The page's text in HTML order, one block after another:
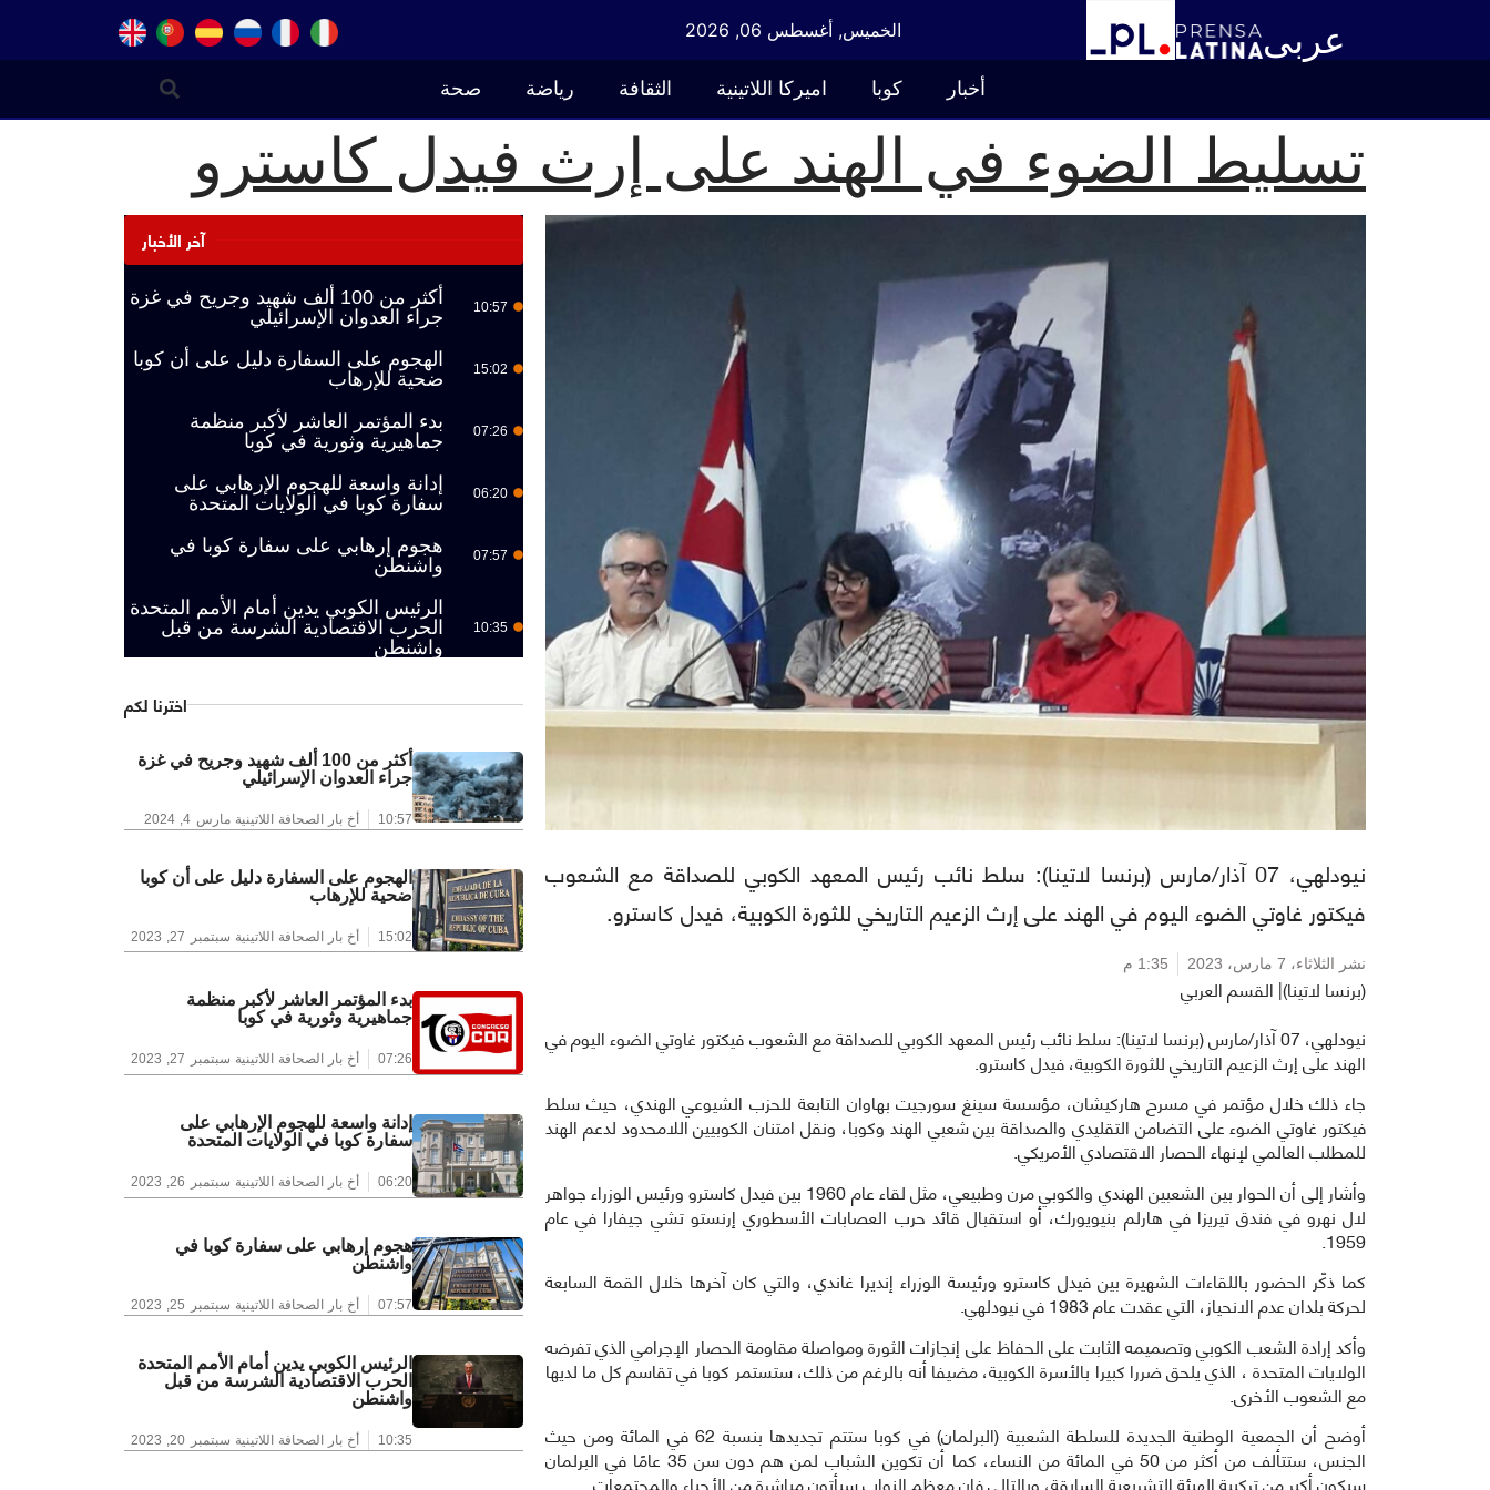
عربى الخميس, أغسطس 06, 2026
أخبار كوبا اميركا اللاتينية الثقافة رياضة صحة
تسليط الضوء في الهند على إرث فيدل كاسترو
نيودلهي، 07 آذار/مارس (برنسا لاتينا): سلط نائب رئيس المعهد الكوبي للصداقة مع الشعوب
فيكتور غاوتي الضوء اليوم في الهند على إرث الزعيم التاريخي للثورة الكوبية، فيدل كاسترو.
نشر الثلاثاء، 7 مارس، 2023 1:35 م
(برنسا لاتينا)| القسم العربي
نيودلهي، 07 آذار/مارس (برنسا لاتينا): سلط نائب رئيس المعهد الكوبي للصداقة مع الشعوب فيكتور غاوتي الضوء اليوم في
الهند على إرث الزعيم التاريخي للثورة الكوبية، فيدل كاسترو.
جاء ذلك خلال مؤتمر في مسرح هاركيشان، مؤسسة سينغ سورجيت بهاوان التابعة للحزب الشيوعي الهندي، حيث سلط
فيكتور غاوتي الضوء على التضامن التقليدي والصداقة بين شعبي الهند وكوبا، ونقل امتنان الكوبيين اللامحدود لدعم الهند
للمطلب العالمي لإنهاء الحصار الاقتصادي الأمريكي.
وأشار إلى أن الحوار بين الشعبين الهندي والكوبي مرن وطبيعي، مثل لقاء عام 1960 بين فيدل كاسترو ورئيس الوزراء جواهر
لال نهرو في فندق تيريزا في هارلم بنيويورك، أو استقبال قائد حرب العصابات الأسطوري إرنستو تشي جيفارا في عام
1959.
كما ذكّر الحضور باللقاءات الشهيرة بين فيدل كاسترو ورئيسة الوزراء إنديرا غاندي، والتي كان آخرها خلال القمة السابعة
لحركة بلدان عدم الانحياز، التي عقدت عام 1983 في نيودلهي.
وأكد إرادة الشعب الكوبي وتصميمه الثابت على الحفاظ على إنجازات الثورة ومواصلة مقاومة الحصار الإجرامي الذي تفرضه
الولايات المتحدة ، الذي يلحق ضررا كبيرا بالأسرة الكوبية، مضيفا أنه بالرغم من ذلك، ستستمر كوبا في تقاسم كل ما لديها
مع الشعوب الأخرى.
أوضح أن الجمعية الوطنية الجديدة للسلطة الشعبية (البرلمان) في كوبا ستتم تجديدها بنسبة 62 في المائة ومن حيث
الجنس، ستتألف من أكثر من 50 في المائة من النساء، كما أن تكوين الشباب لمن هم دون سن 35 عامًا في البرلمان
سيكون أكبر من تركيبة الهيئة التشريعية السابقة، وبالتالي فإن معظم النواب سيأتون مباشرة من الأحياء والمجتمعات.
آخر الأخبار
10:57
أكثر من 100 ألف شهيد وجريح في غزة
جراء العدوان الإسرائيلي
15:02
الهجوم على السفارة دليل على أن كوبا
ضحية للإرهاب
07:26
بدء المؤتمر العاشر لأكبر منظمة
جماهيرية وثورية في كوبا
06:20
إدانة واسعة للهجوم الإرهابي على
سفارة كوبا في الولايات المتحدة
07:57
هجوم إرهابي على سفارة كوبا في
واشنطن
10:35
الرئيس الكوبي يدين أمام الأمم المتحدة
الحرب الاقتصادية الشرسة من قبل
واشنطن
اخترنا لكم
أكثر من 100 ألف شهيد وجريح في غزة
جراء العدوان الإسرائيلي
10:57 أخ بار الصحافة اللاتينيةمارس 4, 2024
الهجوم على السفارة دليل على أن كوبا
ضحية للإرهاب
15:02 أخ بار الصحافة اللاتينية سبتمبر 27, 2023
بدء المؤتمر العاشر لأكبر منظمة
جماهيرية وثورية في كوبا
07:26 أخ بار الصحافة اللاتينية سبتمبر 27, 2023
إدانة واسعة للهجوم الإرهابي على
سفارة كوبا في الولايات المتحدة
06:20 أخ بار الصحافة اللاتينية سبتمبر 26, 2023
هجوم إرهابي على سفارة كوبا في
واشنطن
07:57 أخ بار الصحافة اللاتينية سبتمبر 25, 2023
الرئيس الكوبي يدين أمام الأمم المتحدة
الحرب الاقتصادية الشرسة من قبل
واشنطن
10:35 أخ بار الصحافة اللاتينية سبتمبر 20, 2023